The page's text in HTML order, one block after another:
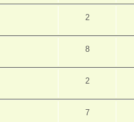
2
8
2
7